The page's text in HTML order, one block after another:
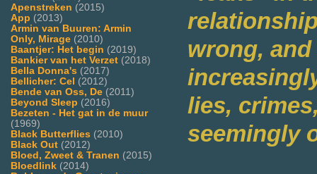
Apenstreken (2015)
App (2013)
Armin van Buuren: Armin
Only, Mirage (2010)
Baantjer: Het begin (2019)
Bankier van het Verzet (2018)
Bella Donna's (2017)
Bellicher: Cel (2012)
Bende van Oss, De (2011)
Beyond Sleep (2016)
Bezeten - Het gat in de muur
(1969)
Black Butterflies (2010)
Black Out (2012)
Bloed, Zweet & Tranen (2015)
Bloedlink (2014)
wrong,
lies,
seemingly